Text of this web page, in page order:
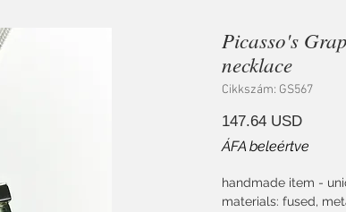
Picasso's
necklace
Cikkszám: GS567
147.64 USDÁr
ÁFA beleértve
handmade item -
materials: fused,